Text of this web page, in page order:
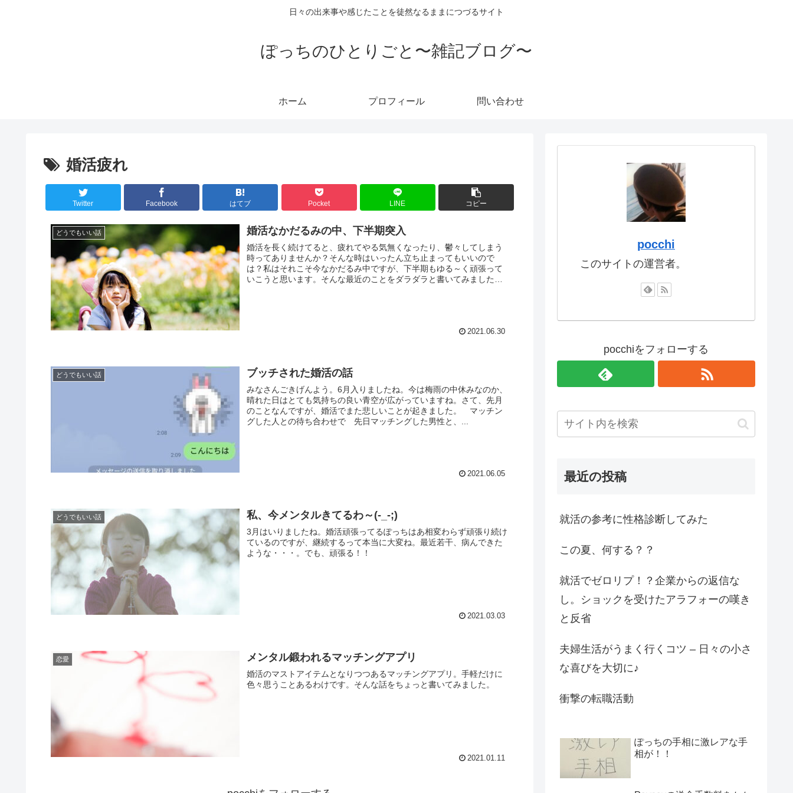
日々の出来事や感じたことを徒然なるままにつづるサイト
ぽっちのひとりごと〜雑記ブログ〜
ホーム プロフィール 問い合わせ
婚活疲れ
Twitter Facebook はてブ Pocket LINE コピー
どうでもいい話 婚活なかだるみの中、下半期突入
婚活を長く続けてると、疲れてやる気無くなったり、鬱々してしまう
時ってありませんか？そんな時はいったん立ち止まってもいいので
は？私はそれこそ今なかだるみ中ですが、下半期もゆる～く頑張って
いこうと思います。そんな最近のことをダラダラと書いてみました。
2021.06.30
どうでもいい話 ブッチされた婚活の話
みなさんごきげんよう。6月入りましたね。今は梅雨の中休みなのか、
晴れた日はとても気持ちの良い青空が広がっていますね。さて、先月
のことなんですが、婚活でまた悲しいことが起きました。 マッチン
グした人との待ち合わせで 先日マッチングした男性と、...
2021.06.05
どうでもいい話 私、今メンタルきてるわ～(-_-;)
3月はいりましたね。婚活頑張ってるぽっちはあ相変わらず頑張り続け
ているのですが、継続するって本当に大変ね。最近若干、病んできた
ような・・・。でも、頑張る！！
2021.03.03
恋愛 メンタル鍛われるマッチングアプリ
婚活のマストアイテムとなりつつあるマッチングアプリ。手軽だけに
色々思うことあるわけです。そんな話をちょっと書いてみました。
2021.01.11
pocchi
このサイトの運営者。
pocchiをフォローする
最近の投稿
就活の参考に性格診断してみた
この夏、何する？？
就活でゼロリプ！？企業からの返信な
し。ショックを受けたアラフォーの嘆き
と反省
夫婦生活がうまく行くコツ – 日々の小さ
な喜びを大切に♪
衝撃の転職活動
ぽっちの手相に激レアな手
相が！！